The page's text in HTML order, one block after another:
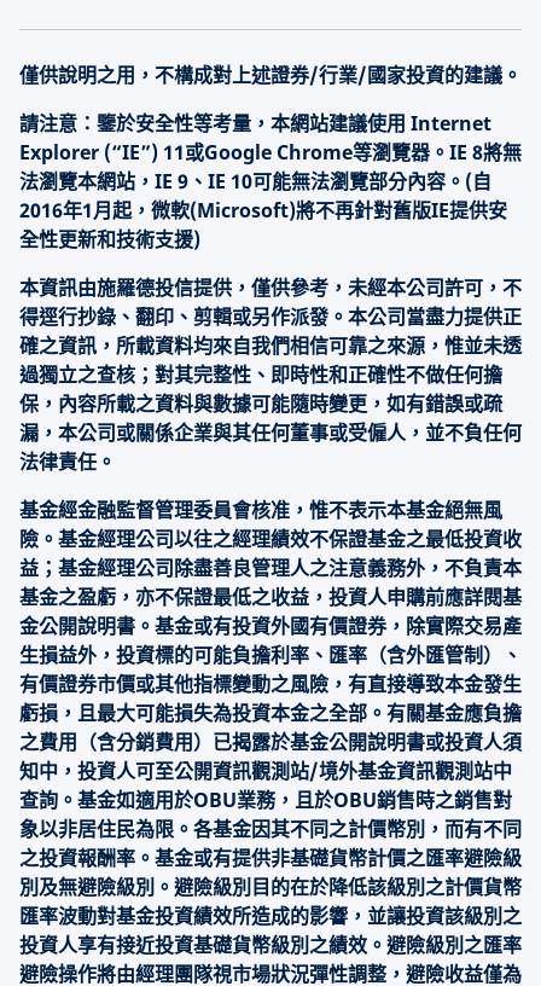
僅供說明之用，不構成對上述證券/行業/國家投資的建議。
請注意：鑒於安全性等考量，本網站建議使用 Internet
Explorer (“IE”) 11或Google Chrome等瀏覽器。IE 8將無
法瀏覽本網站，IE 9、IE 10可能無法瀏覽部分內容。(自
2016年1月起，微軟(Microsoft)將不再針對舊版IE提供安
全性更新和技術支援)
本資訊由施羅德投信提供，僅供參考，未經本公司許可，不
得逕行抄錄、翻印、剪輯或另作派發。本公司當盡力提供正
確之資訊，所載資料均來自我們相信可靠之來源，惟並未透
過獨立之查核；對其完整性、即時性和正確性不做任何擔
保，內容所載之資料與數據可能隨時變更，如有錯誤或疏
漏，本公司或關係企業與其任何董事或受僱人，並不負任何
法律責任。
基金經金融監督管理委員會核准，惟不表示本基金絕無風
險。基金經理公司以往之經理績效不保證基金之最低投資收
益；基金經理公司除盡善良管理人之注意義務外，不負責本
基金之盈虧，亦不保證最低之收益，投資人申購前應詳閱基
金公開說明書。基金或有投資外國有價證券，除實際交易產
生損益外，投資標的可能負擔利率、匯率（含外匯管制）、
有價證券市價或其他指標變動之風險，有直接導致本金發生
虧損，且最大可能損失為投資本金之全部。有關基金應負擔
之費用（含分銷費用）已揭露於基金公開說明書或投資人須
知中，投資人可至公開資訊觀測站/境外基金資訊觀測站中
查詢。基金如適用於OBU業務，且於OBU銷售時之銷售對
象以非居住民為限。各基金因其不同之計價幣別，而有不同
之投資報酬率。基金或有提供非基礎貨幣計價之匯率避險級
別及無避險級別。避險級別目的在於降低該級別之計價貨幣
匯率波動對基金投資績效所造成的影響，並讓投資該級別之
投資人享有接近投資基礎貨幣級別之績效。避險級別之匯率
避險操作將由經理團隊視市場狀況彈性調整，避險收益僅為